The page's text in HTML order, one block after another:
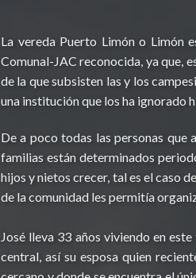
La vereda Puerto Limón o Limón
Comunal-JAC reconocida, ya que,
de la que subsisten las y los
una institución que los ha ignorado
De a poco todas las personas
familias están determinados
hijos y nietos crecer, tal es el caso
de la comunidad les permitía
José lleva 33 años viviendo en
central, así su esposa quien